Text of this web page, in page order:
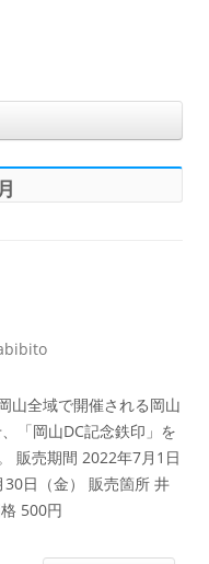
山全域で開催される岡山
「岡山DC記念鉄印」を
販売期間 2022年7月1日
30日（金） 販売箇所 井
500円